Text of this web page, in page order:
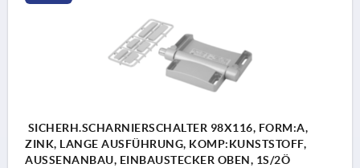
SICHERH.SCHARNIERSCHALTER 98X116, FORM:A,
ZINK, LANGE AUSFÜHRUNG, KOMP:KUNSTSTOFF,
AUSSENANBAU, EINBAUSTECKER OBEN, 1S/2Ö